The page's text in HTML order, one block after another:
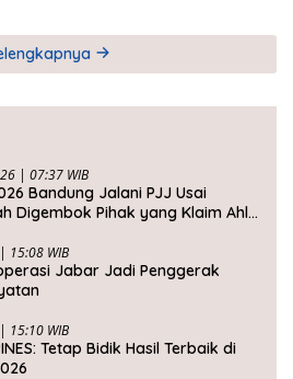
| 07:37 WIB
Bandung Jalani PJJ Usai
Digembok Pihak yang Klaim Ahli
15:08 WIB
Jabar Jadi Penggerak
15:10 WIB
Tetap Bidik Hasil Terbaik di